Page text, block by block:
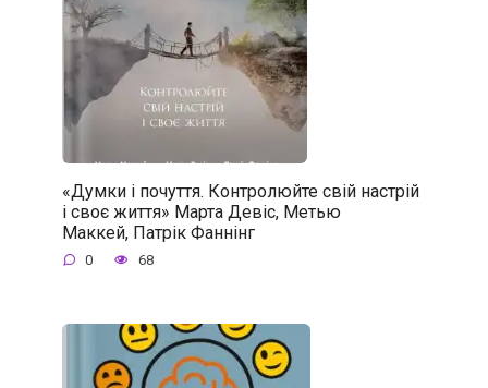
«Думки і почуття. Контролюйте свій настрій
і своє життя» Марта Девіс, Метью
Маккей, Патрік Фаннінг
0 68